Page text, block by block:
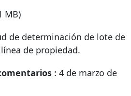
MB)
de determinación de lote de
de propiedad.
: 4 de marzo de